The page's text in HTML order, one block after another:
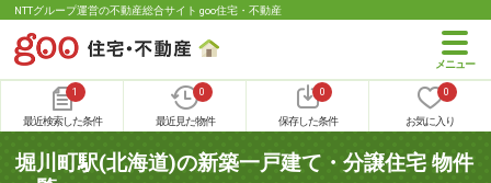
NTTグループ運営の不動産総合サイト goo住宅・不動産
1
最近検索した条件
0
最近見た物件
0
保存した条件
0
お気に入り
堀川町駅(北海道)の新築一戸建て・分譲住宅 物件